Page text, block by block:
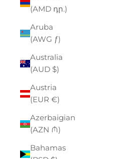
(AMD դր.)
Aruba
(AWG ƒ)
Australia
(AUD $)
Austria
(EUR €)
Azerbaigian
(AZN ₼)
Bahamas